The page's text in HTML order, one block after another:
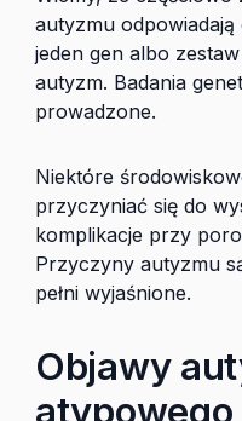
autyzmu odpowiadają
jeden gen albo
autyzm. Badania
prowadzone.
Niektóre
przyczyniać się do
komplikacje przy
Przyczyny autyzmu
pełni wyjaśnione.
Objawy
atypowego